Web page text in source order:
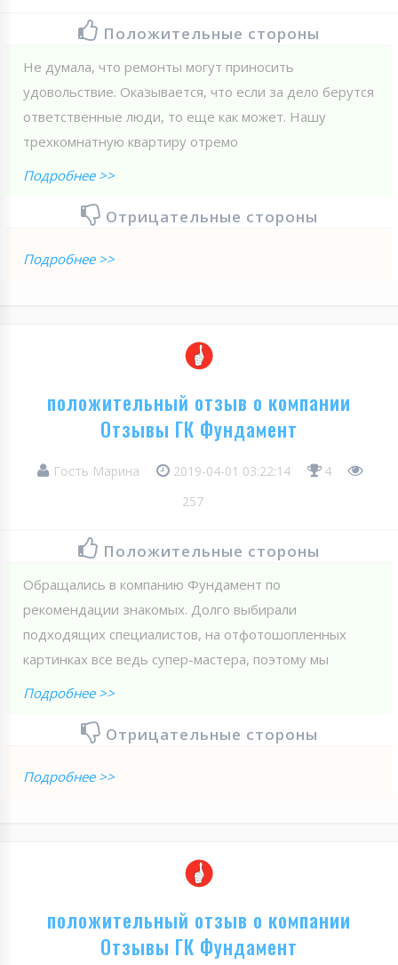
Положительные стороны
Не думала, что ремонты могут приносить
удовольствие. Оказывается, что если за дело берутся
ответственные люди, то еще как может. Нашу
трехкомнатную квартиру отремо
Подробнее >>
Отрицательные стороны
Подробнее >>
положительный отзыв о компании
Отзывы ГК Фундамент
Гость Марина 2019-04-01 03:22:14
4
257
Положительные стороны
Обращались в компанию Фундамент по
рекомендации знакомых. Долго выбирали
подходящих специалистов, на отфотошопленных
картинках все ведь супер-мастера, поэтому мы
Подробнее >>
Отрицательные стороны
Подробнее >>
положительный отзыв о компании
Отзывы ГК Фундамент